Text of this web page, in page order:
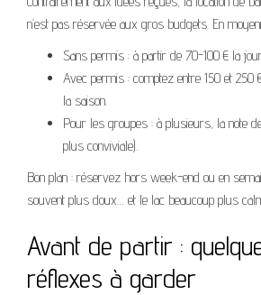
n’est pas réservée aux gros budgets. En
Sans permis : à partir de 70-100 € la
Avec permis : comptez entre 150 et 250
la saison.
Pour les groupes : à plusieurs, la note
plus conviviale).
Bon plan : réservez hors week-end ou en
souvent plus doux… et le lac beaucoup plus
Avant de partir :
réflexes à garder